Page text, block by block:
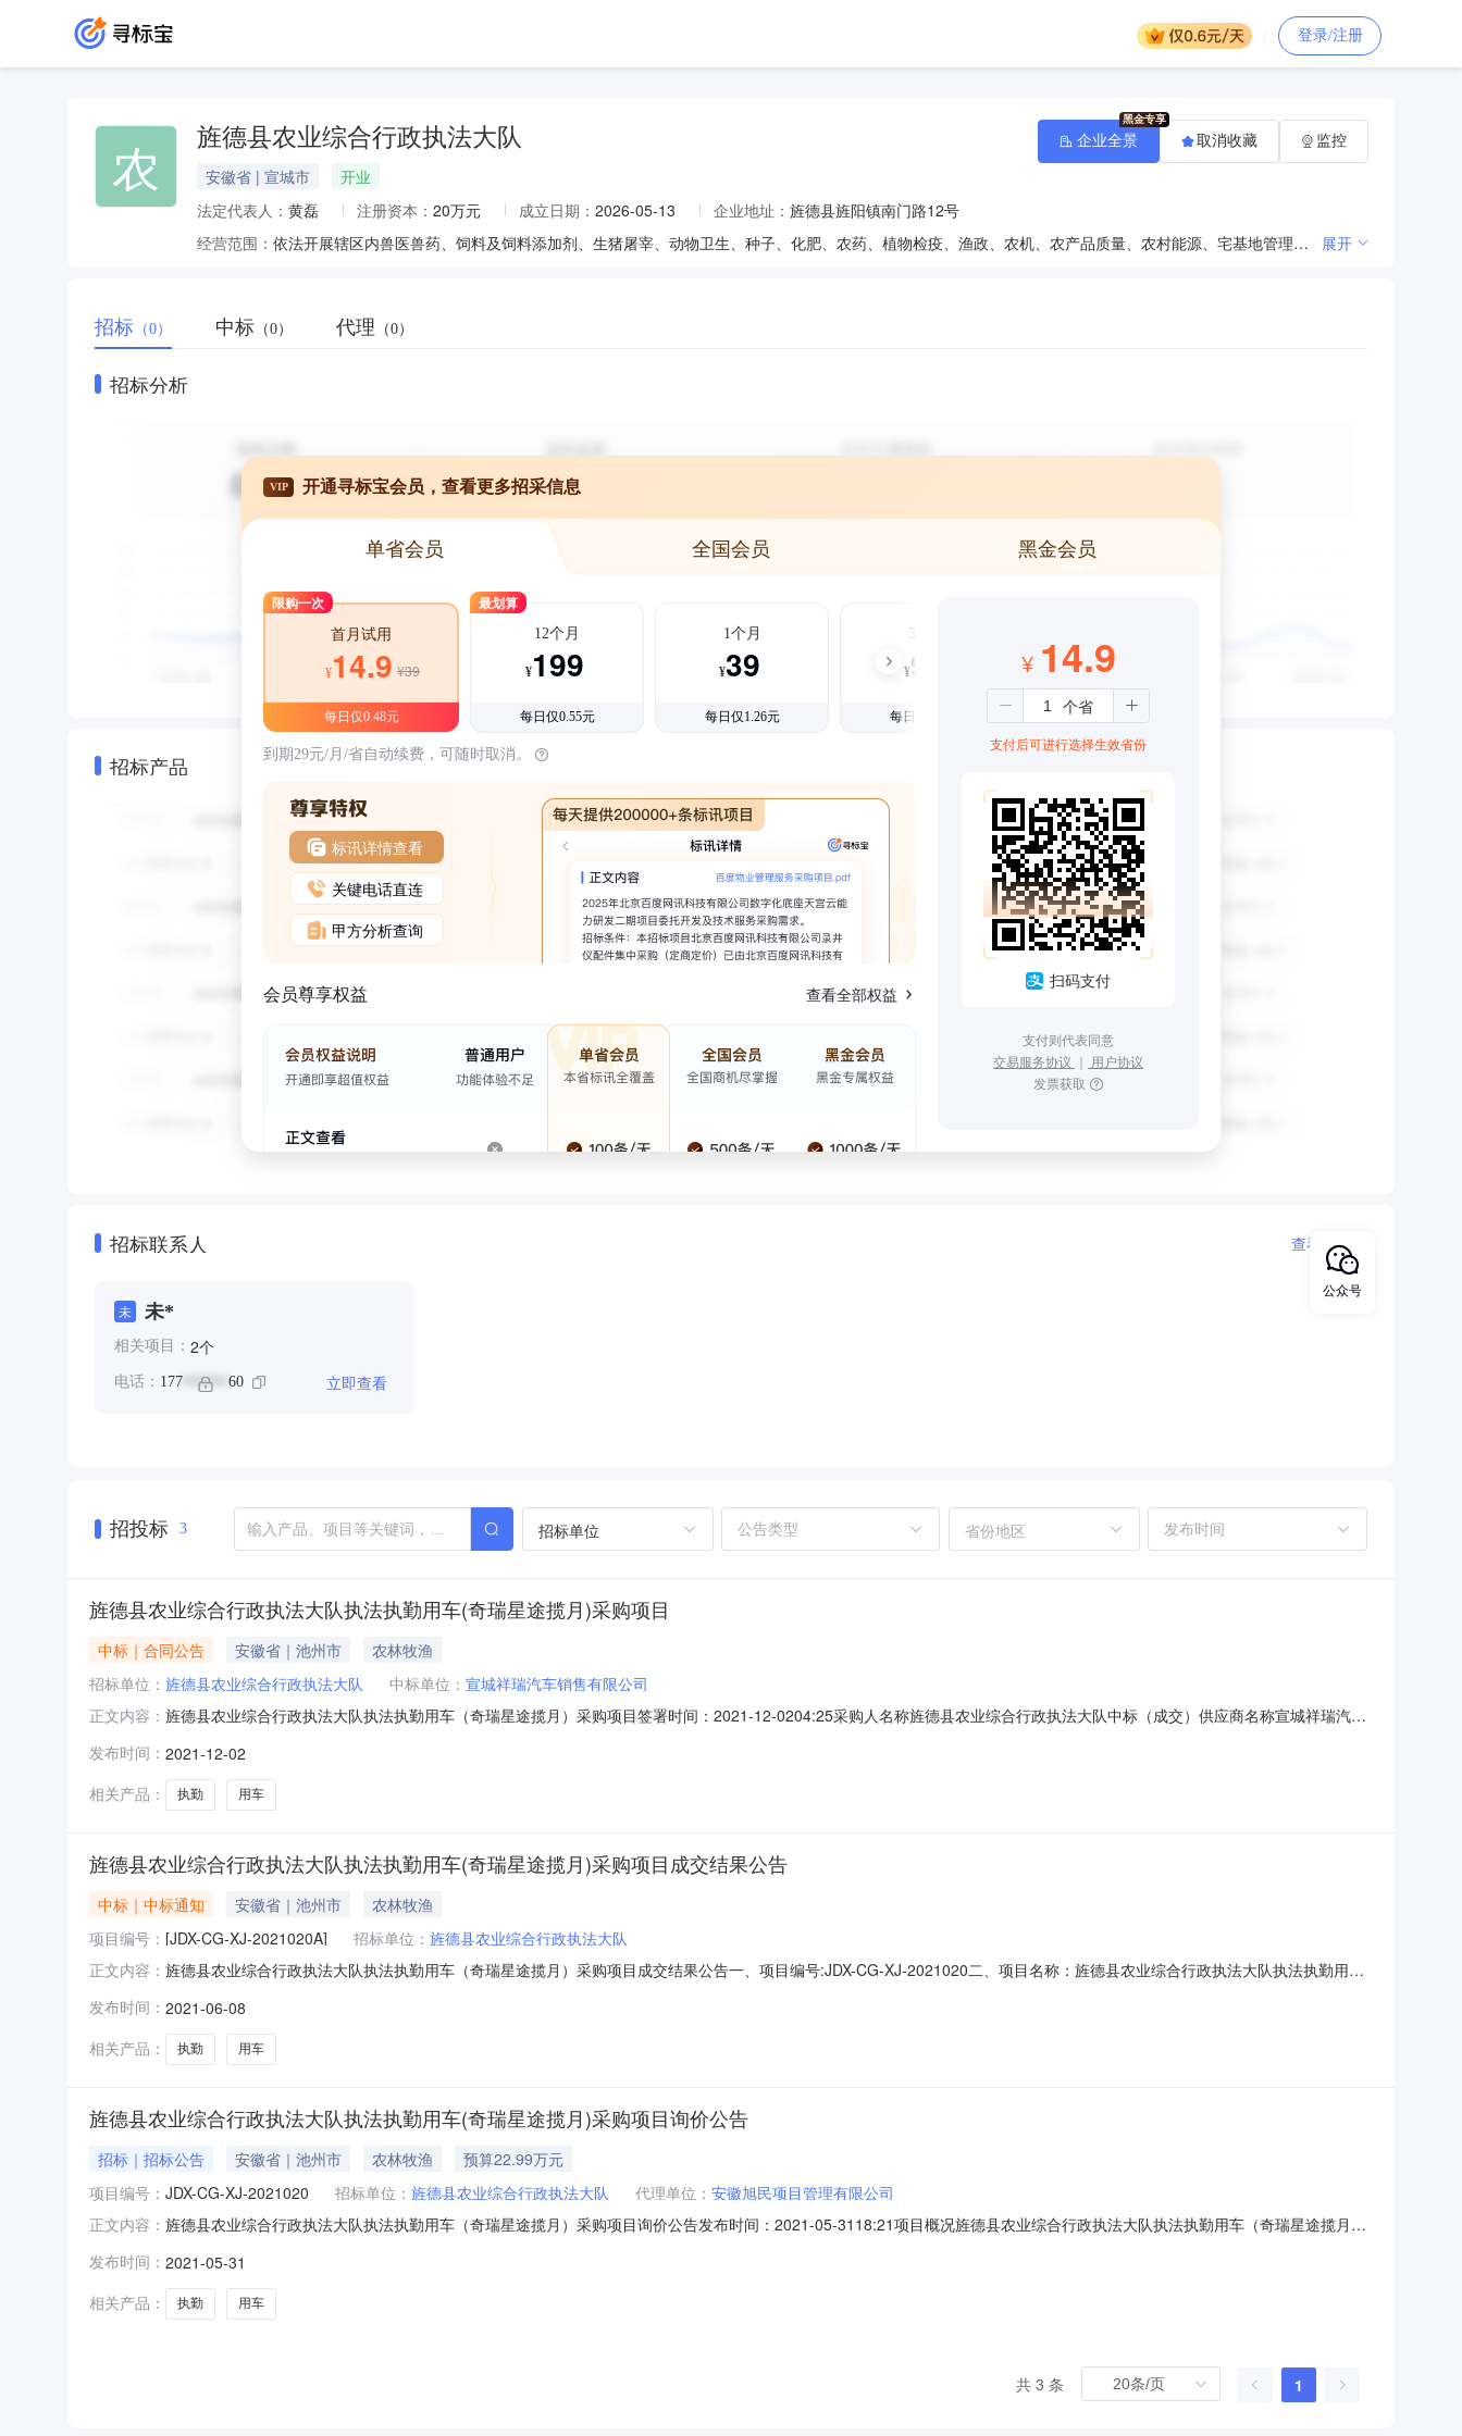
登录/注册
农 旌德县农业综合行政执法大队
安徽省 | 宣城市
开业
法定代表人： 黄磊 注册资本： 20万元 成立日期： 2026-05-13 企业地址： 旌德县旌阳镇南门路12号
经营范围：
依法开展辖区内兽医兽药、饲料及饲料添加剂、生猪屠宰、动物卫生、种子、化肥、农药、植物检疫、渔政、农机、农产品质量、农村能源、宅基地管理、农民负担监督、水利工程及其有关设施、河道、非法采砂、水土保持等领域的行政处罚以及相关的行政检查、行政强制等工作，依法受理上述领域违法线索的移交、投诉、举报、调查与处理工作。 展开
企业全景 取消收藏 监控
招标 （0） 中标 （0） 代理 （0）
招标分析
招标产品
VIP 开通寻标宝会员，查看更多招采信息
单省会员 全国会员 黑金会员
限购一次
首月试用
¥14.9 ¥39
每日仅0.48元
最划算
12个月
¥199
每日仅0.55元
1个月
¥39
每日仅1.26元
3个月
¥99
每日仅1.08元
到期29元/月/省自动续费，可随时取消。
标讯详情查看
关键电话直连
甲方分析查询
会员尊享权益 查看全部权益
¥ 14.9
支付后可进行选择生效省份
扫码支付
支付则代表同意
交易服务协议 ｜ 用户协议
发票获取
招标联系人 查看更多
未 未*
相关项目： 2个
电话： 177 ****** 60 立即查看
招投标 3 招标单位 省份地区
旌德县农业综合行政执法大队执法执勤用车(奇瑞星途揽月)采购项目
中标｜合同公告 安徽省｜池州市
农林牧渔
招标单位： 旌德县农业综合行政执法大队 中标单位： 宣城祥瑞汽车销售有限公司
正文内容： 旌德县农业综合行政执法大队执法执勤用车（奇瑞星途揽月）采购项目签署时间：2021-12-0204:25采购人名称旌德县农业综合行政执法大队中标（成交）供应商名称宣城祥瑞汽车
发布时间： 2021-12-02
相关产品：
执勤 用车
旌德县农业综合行政执法大队执法执勤用车(奇瑞星途揽月)采购项目成交结果公告
中标｜中标通知 安徽省｜池州市
农林牧渔
项目编号： [JDX-CG-XJ-2021020A] 招标单位： 旌德县农业综合行政执法大队
正文内容： 旌德县农业综合行政执法大队执法执勤用车（奇瑞星途揽月）采购项目成交结果公告一、项目编号:JDX-CG-XJ-2021020二、项目名称：旌德县农业综合行政执法大队执法执勤用车
货物类名称：执法执勤用车品牌：奇瑞规格型号：奇瑞星途揽月2021款390T四驱星尊版数量：1辆单价：222800.00元五、评审专家名单：刘俊、陈喜友、黄磊（采购人代表）六、
代理服
发布时间： 2021-06-08
相关产品：
执勤 用车
旌德县农业综合行政执法大队执法执勤用车(奇瑞星途揽月)采购项目询价公告
招标｜招标公告 安徽省｜池州市 农林牧渔
预算22.99万元
项目编号： JDX-CG-XJ-2021020 招标单位： 旌德县农业综合行政执法大队 代理单位： 安徽旭民项目管理有限公司
正文内容： 旌德县农业综合行政执法大队执法执勤用车（奇瑞星途揽月）采购项目询价公告发布时间：2021-05-3118:21项目概况旌德县农业综合行政执法大队执法执勤用车（奇瑞星途揽月）
行全流程电子化采购、网上不见面开标。一、项目基本情况1、项目编号：JDX-CG-XJ-20210202、项目名称：旌德县农业综合行政执法大队执法执
发布时间： 2021-05-31
相关产品：
执勤 用车
共 3 条 1
公众号